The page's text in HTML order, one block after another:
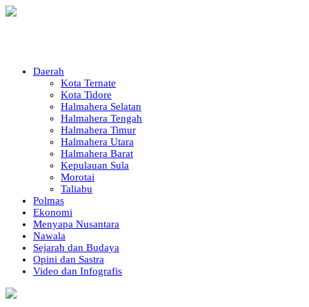
Daerah
Kota Ternate
Kota Tidore
Halmahera Selatan
Halmahera Tengah
Halmahera Timur
Halmahera Utara
Halmahera Barat
Kepulauan Sula
Morotai
Taliabu
Polmas
Ekonomi
Menyapa Nusantara
Nawala
Sejarah dan Budaya
Opini dan Sastra
Video dan Infografis